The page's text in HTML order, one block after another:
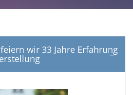
wir 33 Jahre Erfahrung